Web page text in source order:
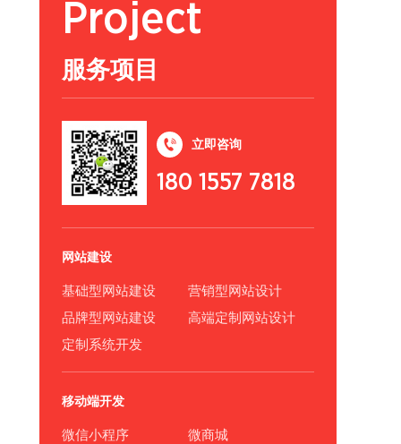
Project
服务项目
立即咨询
180 1557 7818
网站建设
基础型网站建设
营销型网站设计
品牌型网站建设
高端定制网站设计
定制系统开发
移动端开发
微信小程序
微商城